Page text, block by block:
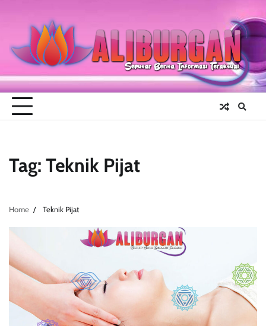
Tag: Teknik Pijat
Home Teknik Pijat